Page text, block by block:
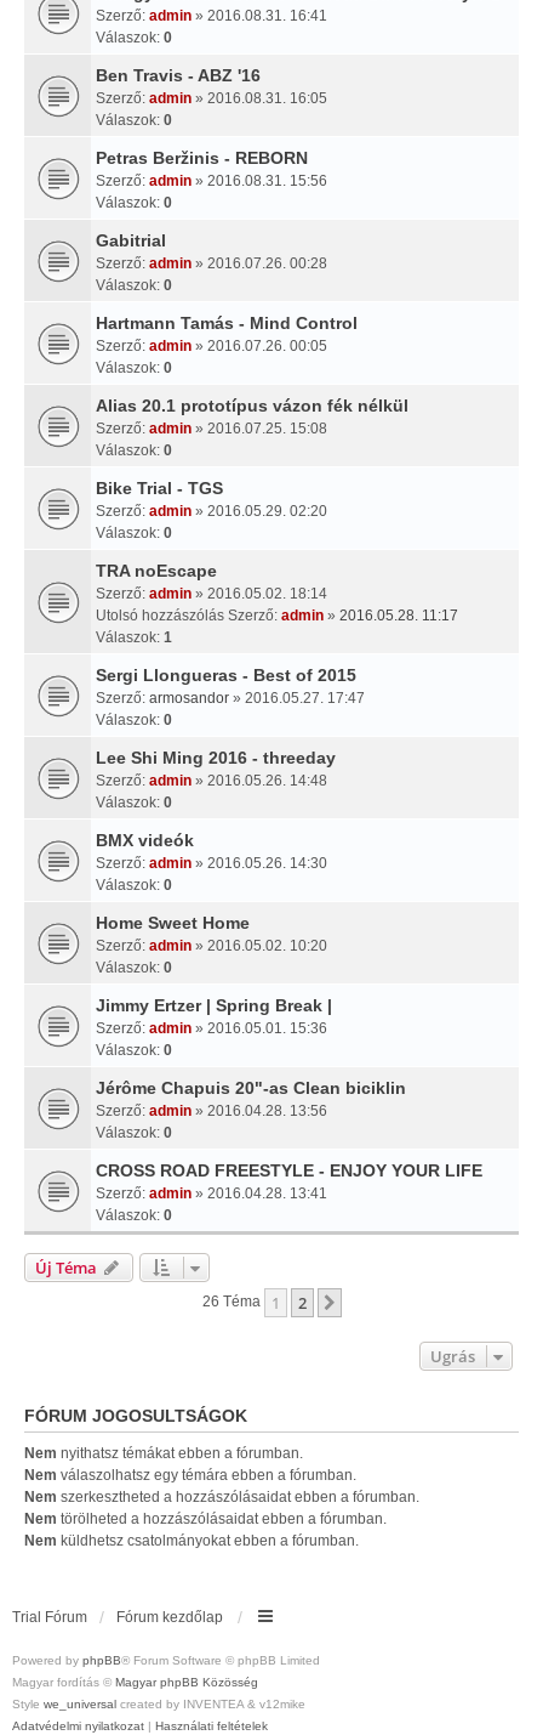
Szerző: admin » 2016.08.31. 16:41
Válaszok: 0
Ben Travis - ABZ '16
Szerző: admin » 2016.08.31. 16:05
Válaszok: 0
Petras Beržinis - REBORN
Szerző: admin » 2016.08.31. 15:56
Válaszok: 0
Gabitrial
Szerző: admin » 2016.07.26. 00:28
Válaszok: 0
Hartmann Tamás - Mind Control
Szerző: admin » 2016.07.26. 00:05
Válaszok: 0
Alias 20.1 prototípus vázon fék nélkül
Szerző: admin » 2016.07.25. 15:08
Válaszok: 0
Bike Trial - TGS
Szerző: admin » 2016.05.29. 02:20
Válaszok: 0
TRA noEscape
Szerző: admin » 2016.05.02. 18:14
Utolsó hozzászólás Szerző: admin » 2016.05.28. 11:17
Válaszok: 1
Sergi Llongueras - Best of 2015
Szerző: armosandor » 2016.05.27. 17:47
Válaszok: 0
Lee Shi Ming 2016 - threeday
Szerző: admin » 2016.05.26. 14:48
Válaszok: 0
BMX videók
Szerző: admin » 2016.05.26. 14:30
Válaszok: 0
Home Sweet Home
Szerző: admin » 2016.05.02. 10:20
Válaszok: 0
Jimmy Ertzer | Spring Break |
Szerző: admin » 2016.05.01. 15:36
Válaszok: 0
Jérôme Chapuis 20"-as Clean biciklin
Szerző: admin » 2016.04.28. 13:56
Válaszok: 0
CROSS ROAD FREESTYLE - ENJOY YOUR LIFE
Szerző: admin » 2016.04.28. 13:41
Válaszok: 0
Új Téma
26 Téma 1 2
Ugrás
FÓRUM JOGOSULTSÁGOK
Nem nyithatsz témákat ebben a fórumban.
Nem válaszolhatsz egy témára ebben a fórumban.
Nem szerkesztheted a hozzászólásaidat ebben a fórumban.
Nem törölheted a hozzászólásaidat ebben a fórumban.
Nem küldhetsz csatolmányokat ebben a fórumban.
Trial Fórum Fórum kezdőlap
Powered by phpBB® Forum Software © phpBB Limited
Magyar fordítás © Magyar phpBB Közösség
Style we_universal created by INVENTEA & v12mike
Adatvédelmi nyilatkozat | Használati feltételek